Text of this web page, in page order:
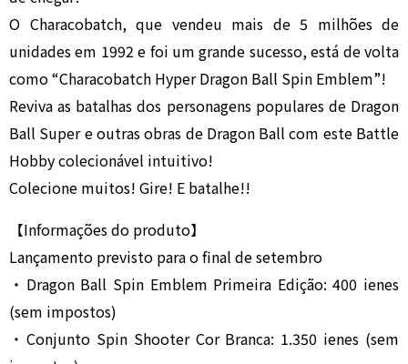
O Characobatch, que vendeu mais de 5 milhões de
unidades em 1992 e foi um grande sucesso, está de volta
como “Characobatch Hyper Dragon Ball Spin Emblem”!
Reviva as batalhas dos personagens populares de Dragon
Ball Super e outras obras de Dragon Ball com este Battle
Hobby colecionável intuitivo!
Colecione muitos! Gire! E batalhe!!
【Informações do produto】
Lançamento previsto para o final de setembro
・Dragon Ball Spin Emblem Primeira Edição: 400 ienes
(sem impostos)
・Conjunto Spin Shooter Cor Branca: 1.350 ienes (sem